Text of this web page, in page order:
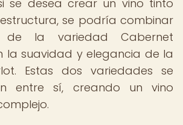
se desea crear un vino tinto
se podría combinar
la variedad Cabernet
la suavidad y elegancia de la
Estas dos variedades se
entre sí, creando un vino